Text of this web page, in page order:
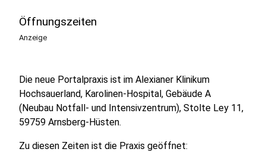
Öffnungszeiten
Anzeige
Die neue Portalpraxis ist im Alexianer Klinikum
Hochsauerland, Karolinen-Hospital, Gebäude A
(Neubau Notfall- und Intensivzentrum), Stolte Ley 11,
59759 Arnsberg-Hüsten.
Zu diesen Zeiten ist die Praxis geöffnet: